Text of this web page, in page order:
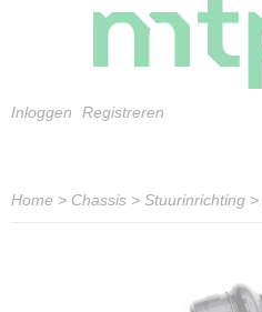
Inloggen Registreren
Home > Chassis > Stuurinrichting >